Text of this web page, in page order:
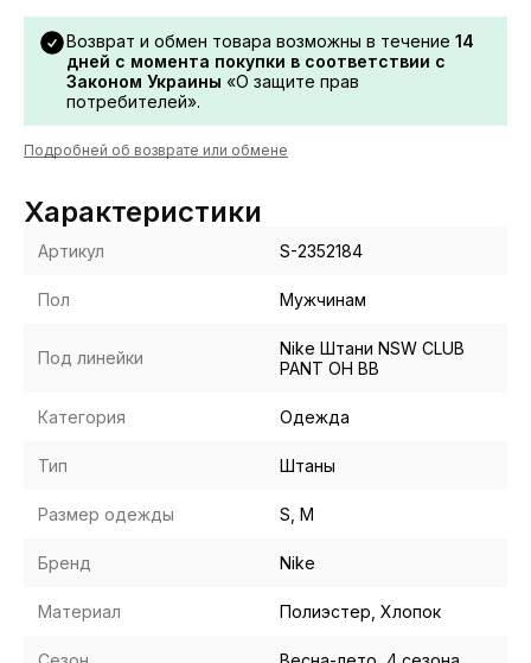
Возврат и обмен товара возможны в течение 14
дней с момента покупки в соответствии с
Законом Украины «О защите прав
потребителей».
Подробней об возврате или обмене
Характеристики
Артикул S-2352184
Пол Мужчинам
Под линейки
Nike Штани NSW CLUB
PANT OH BB
Категория Одежда
Тип Штаны
Размер одежды S, M
Бренд Nike
Материал Полиэстер, Хлопок